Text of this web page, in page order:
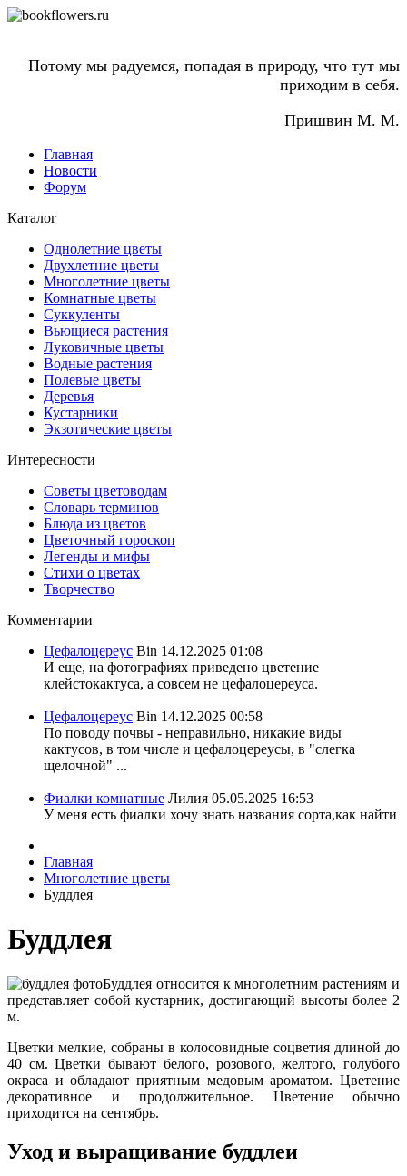
Потому мы радуемся, попадая в природу, что тут мы
приходим в себя.
Пришвин М. М.
Главная
Новости
Форум
Каталог
Однолетние цветы
Двухлетние цветы
Многолетние цветы
Комнатные цветы
Суккуленты
Вьющиеся растения
Луковичные цветы
Водные растения
Полевые цветы
Деревья
Кустарники
Экзотические цветы
Интересности
Советы цветоводам
Словарь терминов
Блюда из цветов
Цветочный гороскоп
Легенды и мифы
Стихи о цветах
Творчество
Комментарии
Цефалоцереус Bin 14.12.2025 01:08
И еще, на фотографиях приведено цветение
клейстокактуса, а совсем не цефалоцереуса.
Цефалоцереус Bin 14.12.2025 00:58
По поводу почвы - неправильно, никакие виды
кактусов, в том числе и цефалоцереусы, в "слегка
щелочной" ...
Фиалки комнатные Лилия 05.05.2025 16:53
У меня есть фиалки хочу знать названия сорта,как найти
Главная
Многолетние цветы
Буддлея
Буддлея
Буддлея относится к многолетним растениям и
представляет собой кустарник, достигающий высоты более 2
м.
Цветки мелкие, собраны в колосовидные соцветия длиной до
40 см. Цветки бывают белого, розового, желтого, голубого
окраса и обладают приятным медовым ароматом. Цветение
декоративное и продолжительное. Цветение обычно
приходится на сентябрь.
Уход и выращивание буддлеи